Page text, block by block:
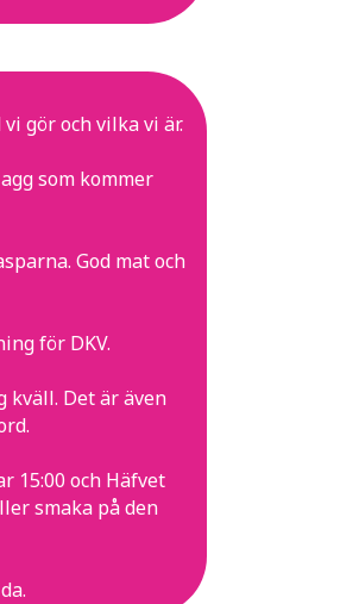
gör och vilka vi är.
som kommer
God mat och
för DKV.
kväll. Det är även
15:00 och Häfvet
smaka på den